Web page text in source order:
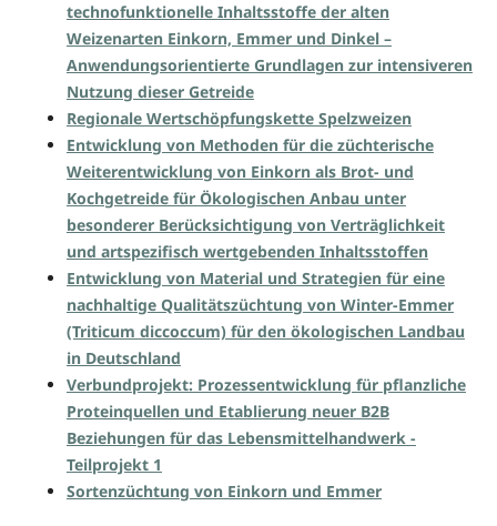
technofunktionelle Inhaltsstoffe der alten
Weizenarten Einkorn, Emmer und Dinkel –
Anwendungsorientierte Grundlagen zur intensiveren
Nutzung dieser Getreide
Regionale Wertschöpfungskette Spelzweizen
Entwicklung von Methoden für die züchterische
Weiterentwicklung von Einkorn als Brot- und
Kochgetreide für Ökologischen Anbau unter
besonderer Berücksichtigung von Verträglichkeit
und artspezifisch wertgebenden Inhaltsstoffen
Entwicklung von Material und Strategien für eine
nachhaltige Qualitätszüchtung von Winter-Emmer
(Triticum diccoccum) für den ökologischen Landbau
in Deutschland
Verbundprojekt: Prozessentwicklung für pflanzliche
Proteinquellen und Etablierung neuer B2B
Beziehungen für das Lebensmittelhandwerk -
Teilprojekt 1
Sortenzüchtung von Einkorn und Emmer